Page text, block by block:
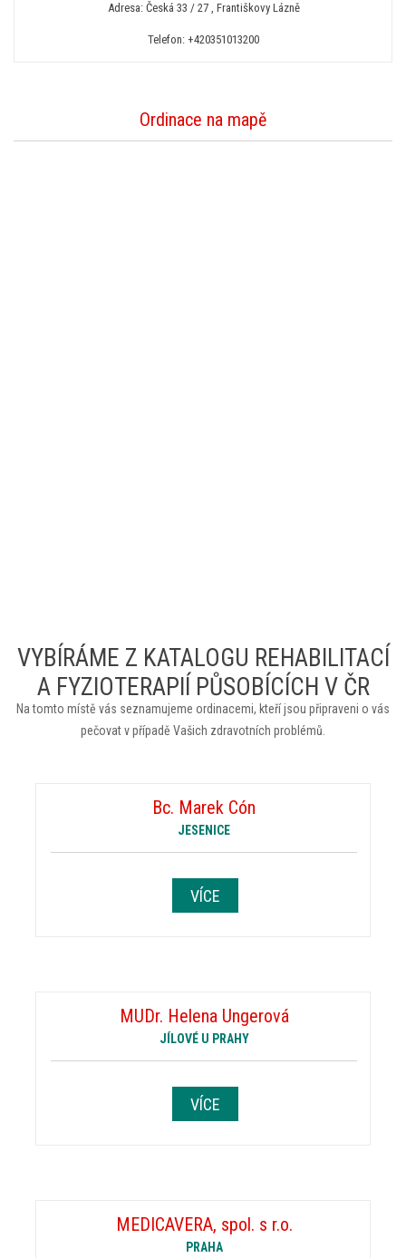
Adresa: Česká 33 / 27 , Františkovy Lázně
Telefon: +420351013200
Ordinace na mapě
VYBÍRÁME Z KATALOGU REHABILITACÍ
A FYZIOTERAPIÍ PŮSOBÍCÍCH V ČR
Na tomto místě vás seznamujeme ordinacemi, kteří jsou připraveni o vás
pečovat v případě Vašich zdravotních problémů.
Bc. Marek Cón
JESENICE
VÍCE
MUDr. Helena Ungerová
JÍLOVÉ U PRAHY
VÍCE
MEDICAVERA, spol. s r.o.
PRAHA